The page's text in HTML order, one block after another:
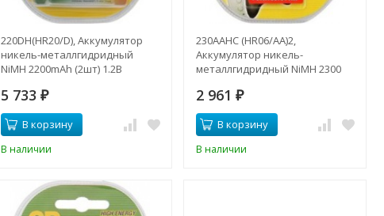
220DH(HR20/D), Аккумулятор
никель-металлгидридный
NiMH 2200mAh (2шт) 1.2В
5 733₽
В корзину
В наличии
230AAHC (HR06/AA)2,
Аккумулятор никель-
металлгидридный NiMH 2300
2 961 ₽
В корзину
В наличии